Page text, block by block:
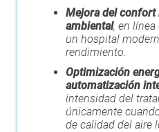
Mejora del confort
ambiental, en
un hospital
rendimiento.
Optimización
automatización
intensidad del
únicamente
de calidad del aire